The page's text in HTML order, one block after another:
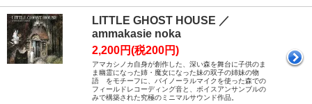
LITTLE GHOST HOUSE ／
ammakasie noka
2,200円(税200円)
アマカシノカ自身が創作した、深い森を舞台に子供のま
ま幽霊になった姉・魔女になった妹の双子の姉妹の物
語 をモチーフに、バイノーラルマイクを使った森での
フィールドレコーディング音と、ボイスアンサンブルの
みで構築された究極のミニマルサウンド作品。